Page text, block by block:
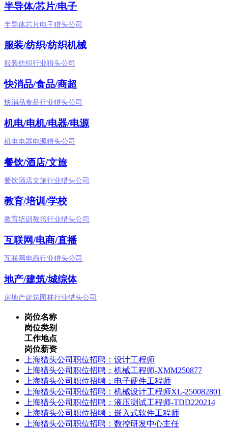
半导体/芯片/电子
半导体芯片电子猎头公司
服装/纺织/纺织机械
服装纺织行业猎头公司
快消品/食品/商超
快消品食品行业猎头公司
机电/电机/电器/电源
机电电器电源猎头公司
餐饮/酒店/文旅
餐饮酒店文旅行业猎头公司
教育/培训/学校
教育培训教培行业猎头公司
互联网/电商/直播
互联网电商行业猎头公司
地产/建筑/城综体
房地产建筑园林行业猎头公司
岗位名称
岗位类别
工作地点
岗位薪资
上海猎头公司职位招聘：设计工程师
上海猎头公司职位招聘：机械工程师-XMM250877
上海猎头公司职位招聘：电子硬件工程师
上海猎头公司职位招聘：机械设计工程师XL-250082801
上海猎头公司职位招聘：液压测试工程师-TDD220214
上海猎头公司职位招聘：嵌入式软件工程师
上海猎头公司职位招聘：数控研发中心主任